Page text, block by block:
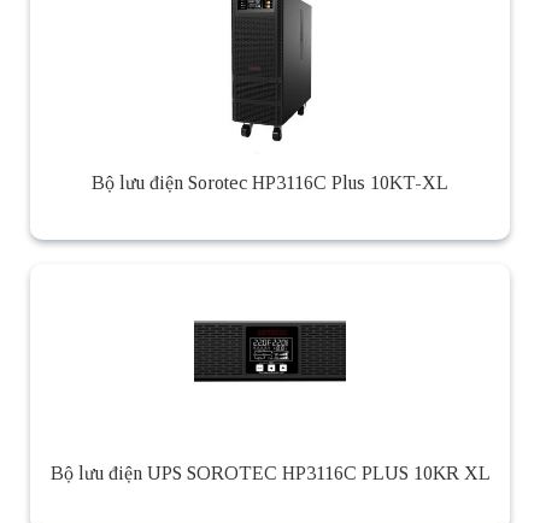
Bộ lưu điện Sorotec HP3116C Plus 10KT-XL
Bộ lưu điện UPS SOROTEC HP3116C PLUS 10KR XL